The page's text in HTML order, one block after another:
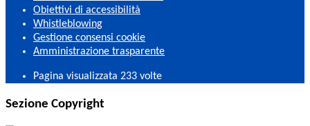
Obiettivi di accessibilità
Whistleblowing
Gestione consensi cookie
Amministrazione trasparente
Pagina visualizzata 233 volte
Sezione Copyright